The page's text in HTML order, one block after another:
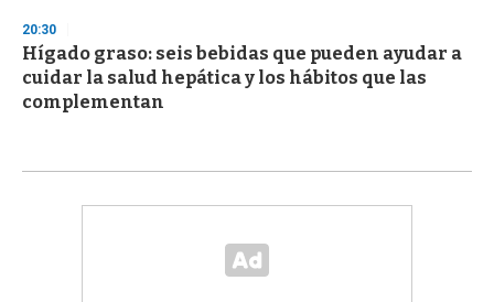
20:30
Hígado graso: seis bebidas que pueden ayudar a
cuidar la salud hepática y los hábitos que las
complementan